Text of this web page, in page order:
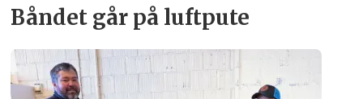
Båndet går på luftpute